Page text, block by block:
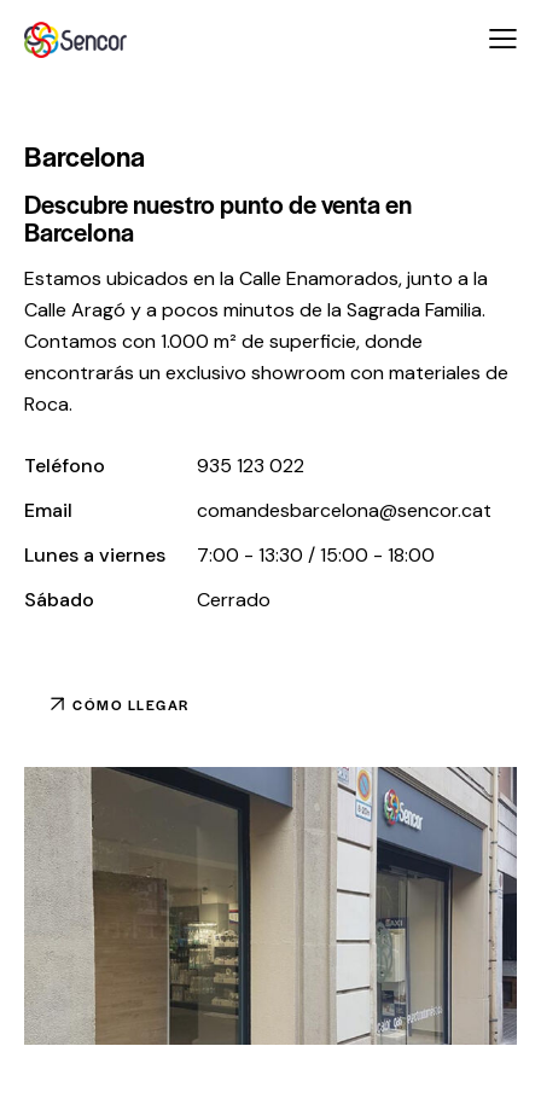
Barcelona
Descubre nuestro punto de venta en
Barcelona
Estamos ubicados en la Calle Enamorados, junto a la
Calle Aragó y a pocos minutos de la Sagrada Familia.
Contamos con 1.000 m² de superficie, donde
encontrarás un exclusivo showroom con materiales de
Roca.
Teléfono
935 123 022
Email
comandesbarcelona@sencor.cat
Lunes a viernes
7:00 - 13:30 / 15:00 - 18:00
Sábado
Cerrado
CÓMO LLEGAR